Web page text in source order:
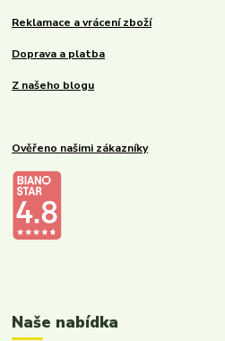
Reklamace a vrácení zboží
Doprava a platba
Z našeho blogu
Ověřeno našimi zákazníky
Naše nabídka